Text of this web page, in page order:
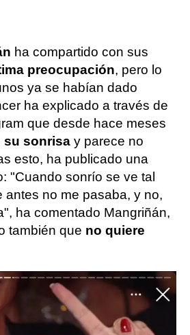
ha compartido con sus
preocupación, pero lo
ya se habían dado
ha explicado a través de
que desde hace meses
su sonrisa y parece no
esto, ha publicado una
"Cuando sonrío se ve tal
antes no me pasaba, y no,
ha comentado Mangriñán,
también que no quiere